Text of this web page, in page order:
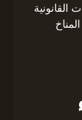
القانونية